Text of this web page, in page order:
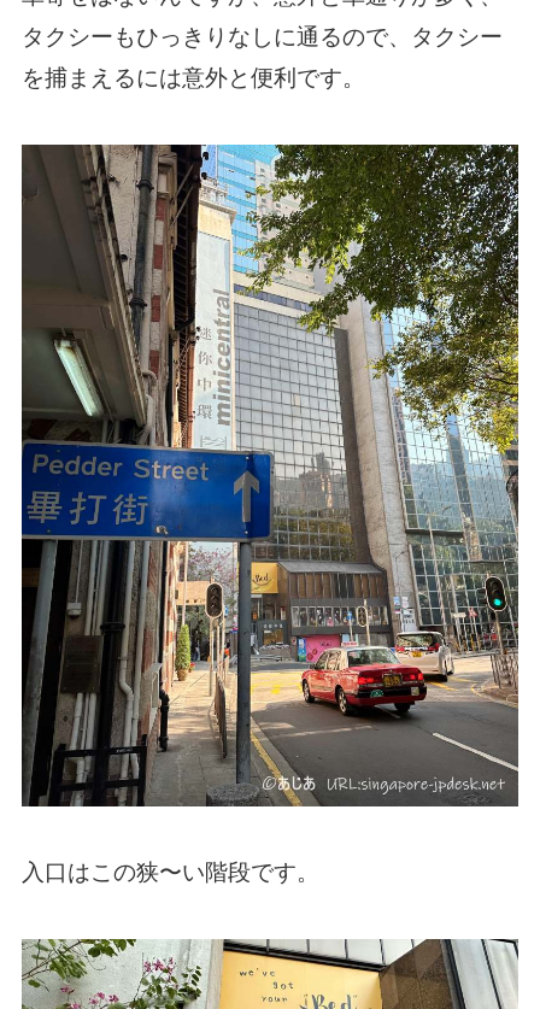
タクシーもひっきりなしに通るので、タクシー
を捕まえるには意外と便利です。
入口はこの狭〜い階段です。